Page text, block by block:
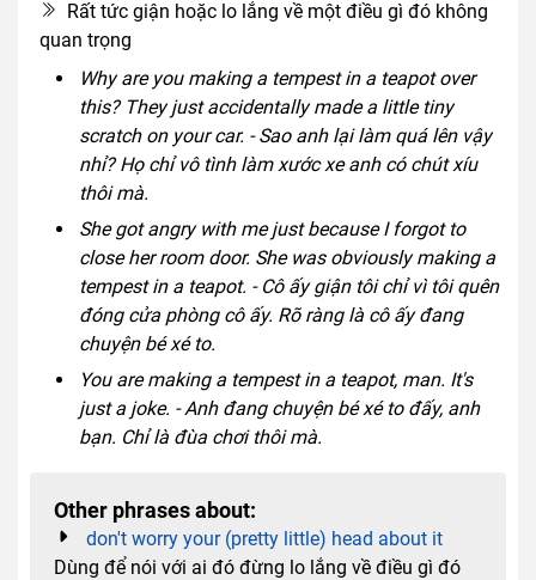
Rất tức giận hoặc lo lắng về một điều gì đó không
quan trọng
Why are you making a tempest in a teapot over
this? They just accidentally made a little tiny
scratch on your car. - Sao anh lại làm quá lên vậy
nhỉ? Họ chỉ vô tình làm xước xe anh có chút xíu
thôi mà.
She got angry with me just because I forgot to
close her room door. She was obviously making a
tempest in a teapot. - Cô ấy giận tôi chỉ vì tôi quên
đóng cửa phòng cô ấy. Rõ ràng là cô ấy đang
chuyện bé xé to.
You are making a tempest in a teapot, man. It's
just a joke. - Anh đang chuyện bé xé to đấy, anh
bạn. Chỉ là đùa chơi thôi mà.
Other phrases about:
don't worry your (pretty little) head about it
Dùng để nói với ai đó đừng lo lắng về điều gì đó